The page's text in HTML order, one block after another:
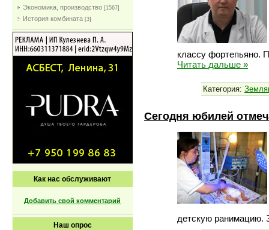
Экономика, производство [1567]
История комбината [3]
Как нас обслуживают
Добавить свой комментарий
Наш опрос
классу фортепьяно.
Читать дальше »
Категория:
Сегодня юбилей
детскую ранимацию.